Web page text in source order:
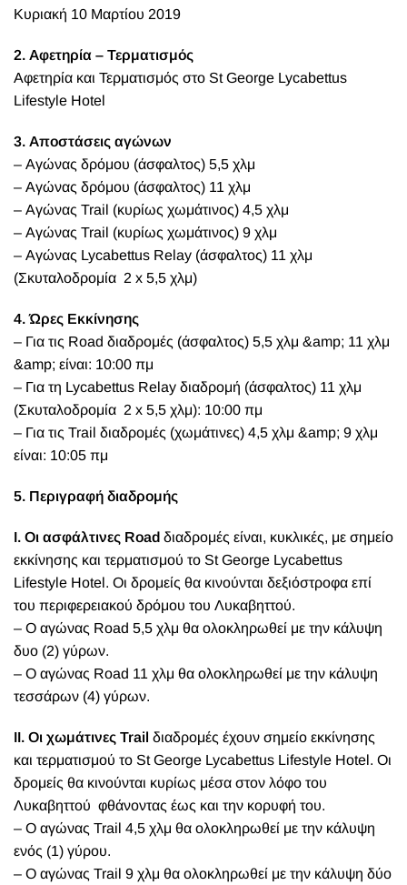
Κυριακή 10 Μαρτίου 2019
2. Αφετηρία – Τερματισμός
Αφετηρία και Τερματισμός στο St George Lycabettus
Lifestyle Hotel
3. Αποστάσεις αγώνων
– Αγώνας δρόμου (άσφαλτος) 5,5 χλμ
– Αγώνας δρόμου (άσφαλτος) 11 χλμ
– Αγώνας Trail (κυρίως χωμάτινος) 4,5 χλμ
– Αγώνας Trail (κυρίως χωμάτινος) 9 χλμ
– Αγώνας Lycabettus Relay (άσφαλτος) 11 χλμ
(Σκυταλοδρομία 2 x 5,5 χλμ)
4. Ώρες Εκκίνησης
– Για τις Road διαδρομές (άσφαλτος) 5,5 χλμ &amp; 11 χλμ
&amp; είναι: 10:00 πμ
– Για τη Lycabettus Relay διαδρομή (άσφαλτος) 11 χλμ
(Σκυταλοδρομία 2 x 5,5 χλμ): 10:00 πμ
– Για τις Trail διαδρομές (χωμάτινες) 4,5 χλμ &amp; 9 χλμ
είναι: 10:05 πμ
5. Περιγραφή διαδρομής
I. Οι ασφάλτινες Road διαδρομές είναι, κυκλικές, με σημείο
εκκίνησης και τερματισμού το St George Lycabettus
Lifestyle Hotel. Οι δρομείς θα κινούνται δεξιόστροφα επί
του περιφερειακού δρόμου του Λυκαβηττού.
– Ο αγώνας Road 5,5 χλμ θα ολοκληρωθεί με την κάλυψη
δυο (2) γύρων.
– Ο αγώνας Road 11 χλμ θα ολοκληρωθεί με την κάλυψη
τεσσάρων (4) γύρων.
II. Οι χωμάτινες Trail διαδρομές έχουν σημείο εκκίνησης
και τερματισμού το St George Lycabettus Lifestyle Hotel. Οι
δρομείς θα κινούνται κυρίως μέσα στον λόφο του
Λυκαβηττού φθάνοντας έως και την κορυφή του.
– Ο αγώνας Trail 4,5 χλμ θα ολοκληρωθεί με την κάλυψη
ενός (1) γύρου.
– Ο αγώνας Trail 9 χλμ θα ολοκληρωθεί με την κάλυψη δύο